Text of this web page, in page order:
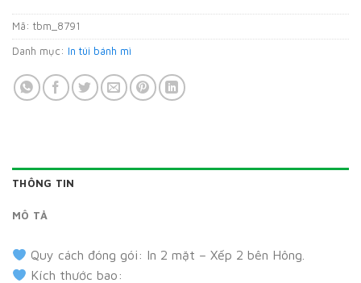
Mã: tbm_8791
Danh mục: In túi bánh mì
THÔNG TIN
MÔ TẢ
Quy cách đóng gói: In 2 mặt – Xếp 2 bên Hông.
Kích thước bao: